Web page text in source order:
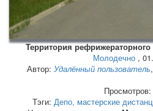
Территория рефрижераторного
Молодечно ,
Автор: Удалённый пользователь
Просмотров:
Тэги: Депо, мастерские